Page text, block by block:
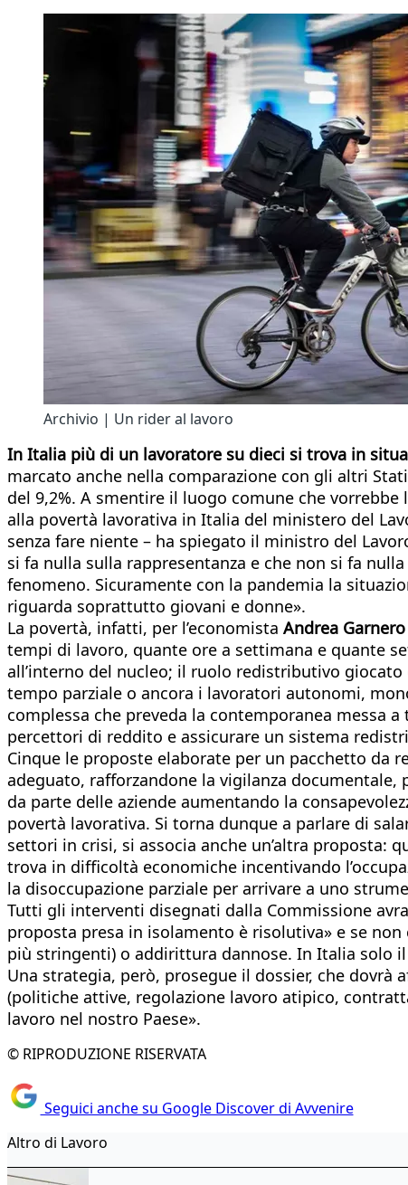
Archivio | Un rider al lavoro
In Italia più di un lavoratore su dieci si trova in
marcato anche nella comparazione con gli altri
del 9,2%. A smentire il luogo comune che
alla povertà lavorativa in Italia del ministero del
senza fare niente – ha spiegato il ministro del
si fa nulla sulla rappresentanza e che non si fa
fenomeno. Sicuramente con la pandemia la
riguarda soprattutto giovani e donne».
La povertà, infatti, per l’economista Andrea Garnero
tempi di lavoro, quante ore a settimana e quante
all’interno del nucleo; il ruolo redistributivo
tempo parziale o ancora i lavoratori autonomi,
complessa che preveda la contemporanea
percettori di reddito e assicurare un sistema
Cinque le proposte elaborate per un pacchetto da
adeguato, rafforzandone la vigilanza
da parte delle aziende aumentando la
povertà lavorativa. Si torna dunque a parlare di
settori in crisi, si associa anche un’altra proposta:
trova in difficoltà economiche incentivando
la disoccupazione parziale per arrivare a uno
Tutti gli interventi disegnati dalla Commissione
proposta presa in isolamento è risolutiva» e se
più stringenti) o addirittura dannose. In Italia solo
Una strategia, però, prosegue il dossier, che
(politiche attive, regolazione lavoro atipico,
lavoro nel nostro Paese».
© RIPRODUZIONE RISERVATA
Seguici anche su Google Discover di Avvenire
Altro di Lavoro